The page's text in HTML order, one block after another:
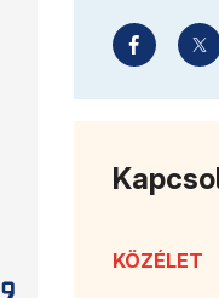
KÖZÉLET